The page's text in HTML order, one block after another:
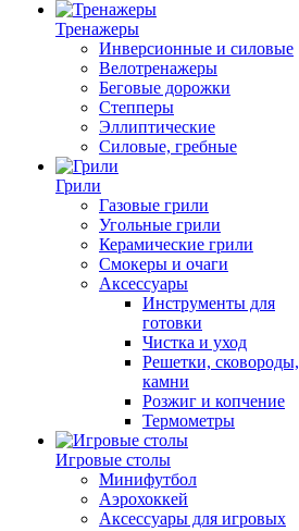
Тренажеры
Инверсионные и силовые
Велотренажеры
Беговые дорожки
Степперы
Эллиптические
Силовые, гребные
Грили
Газовые грили
Угольные грили
Керамические грили
Смокеры и очаги
Аксессуары
Инструменты для
готовки
Чистка и уход
Решетки, сковороды,
камни
Розжиг и копчение
Термометры
Игровые столы
Минифутбол
Аэрохоккей
Аксессуары для игровых